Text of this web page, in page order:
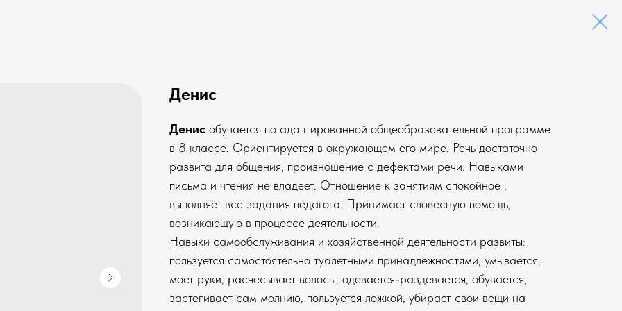
Денис
Денис обучается по адаптированной общеобразовательной программе
в 8 классе. Ориентируется в окружающем его мире. Речь достаточно
развита для общения, произношение с дефектами речи. Навыками
письма и чтения не владеет. Отношение к занятиям спокойное ,
выполняет все задания педагога. Принимает словесную помощь,
возникающую в процессе деятельности.
Навыки самообслуживания и хозяйственной деятельности развиты:
пользуется самостоятельно туалетными принадлежностями, умывается,
моет руки, расчесывает волосы, одевается-раздевается, обувается,
застегивает сам молнию, пользуется ложкой, убирает свои вещи на